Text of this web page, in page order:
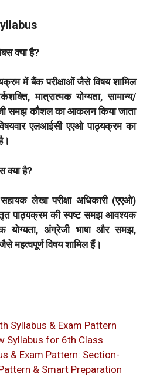
क्या है?
मेंबैंक परीक्षाओं जैसे विषय शामिल
मात्रात्मक योग्यता, सामान्य/
समझ कौशल का आकलन किया जाता
एलआईसी एएओ पाठ्यक्रम का
क्या है?
लेखा परीक्षा अधिकारी (एएओ)
पाठ्यक्रम की स्पष्ट समझ आवश्यक
योग्यता, अंग्रेजी भाषा और समझ,
महत्वपूर्ण विषय शामिल हैं।
Syllabus & Exam Pattern
Syllabus for 6th Class
& Exam Pattern: Section-
& Smart Preparation